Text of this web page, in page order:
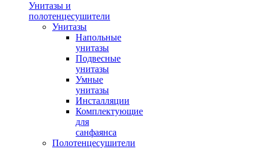
Унитазы и
полотенцесушители
Унитазы
Напольные
унитазы
Подвесные
унитазы
Умные
унитазы
Инсталляции
Комплектующие
для
санфаянса
Полотенцесушители